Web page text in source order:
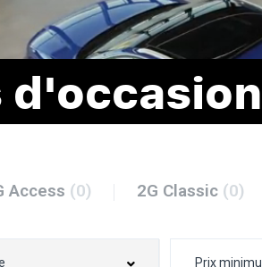
d'occasion
Access (0) 2G Classic (0)